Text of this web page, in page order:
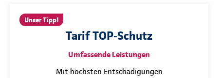
Unser Tipp!
Tarif TOP-Schutz
Umfassende Leistungen
Mit höchsten Entschädigungen